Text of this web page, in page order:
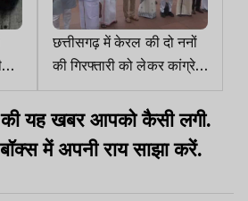
छत्तीसगढ़ में केरल की दो ननों
की गिरफ्तारी को लेकर कांग्रेस
सांसदों का संसद भवन में विरोध
प्रदर्शन
की यह खबर आपको कैसी लगी.
में अपनी राय साझा करें.